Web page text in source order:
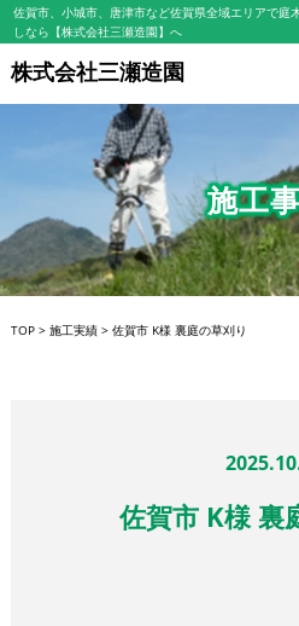
佐賀市、小城市、唐津市など佐賀県全域エリアで庭
しなら【株式会社三瀬造園】へ
株式会社三瀬造園
施工
TOP> 施工実績> 佐賀市 K様 裏庭の草刈り
佐賀市 K様 裏